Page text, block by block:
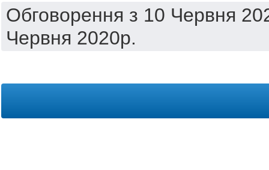
Обговорення з 10 Червня
Червня 2020р.